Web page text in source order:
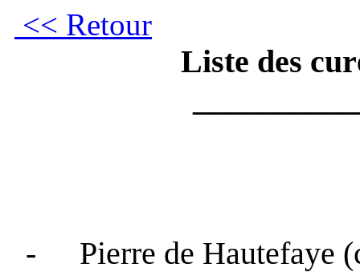
<< Retour
Liste des
- Pierre de Hautefaye (